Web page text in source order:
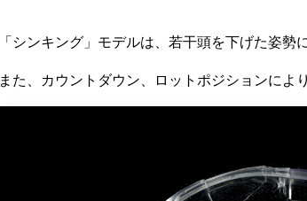
「シンキング」モデルは、若干頭を下げた姿勢
また、カウントダウン、ロットポジションによ